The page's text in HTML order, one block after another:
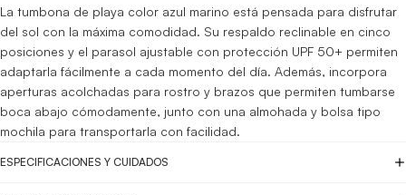
La tumbona de playa color azul marino está pensada para disfrutar
del sol con la máxima comodidad. Su respaldo reclinable en cinco
posiciones y el parasol ajustable con protección UPF 50+ permiten
adaptarla fácilmente a cada momento del día. Además, incorpora
aperturas acolchadas para rostro y brazos que permiten tumbarse
boca abajo cómodamente, junto con una almohada y bolsa tipo
mochila para transportarla con facilidad.
ESPECIFICACIONES Y CUIDADOS